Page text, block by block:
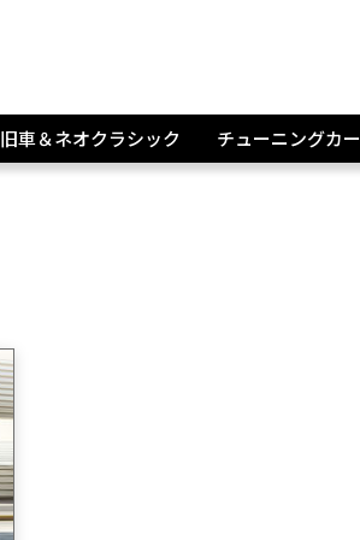
旧車＆ネオクラシック チューニングカー